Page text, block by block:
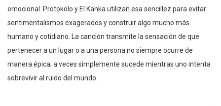
emocional. Protokolo y El Kanka utilizan esa sencillez para evitar
sentimentalismos exagerados y construir algo mucho más
humano y cotidiano. La canción transmite la sensación de que
pertenecer a un lugar o a una persona no siempre ocurre de
manera épica; a veces simplemente sucede mientras uno intenta
sobrevivir al ruido del mundo.